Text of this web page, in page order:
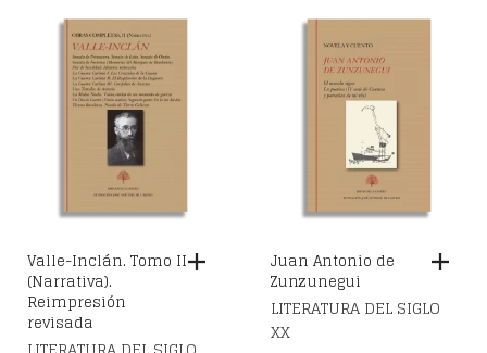
Valle-Inclán. Tomo II
(Narrativa).
Reimpresión
revisada
Juan Antonio de
Zunzunegui
LITERATURA DEL SIGLO
XX